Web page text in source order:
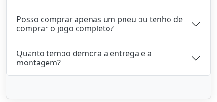
Posso comprar apenas um pneu ou tenho de
comprar o jogo completo?
Quanto tempo demora a entrega e a
montagem?